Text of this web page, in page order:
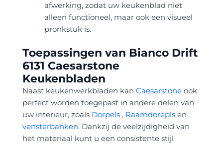
afwerking, zodat uw keukenblad niet
alleen functioneel, maar ook een visueel
pronkstuk is.
Toepassingen van Bianco Drift
6131 Caesarstone
Keukenbladen
Naast keukenwerkbladen kan Caesarstone ook
perfect worden toegepast in andere delen van
uw interieur, zoals Dorpels , Raamdorepls en
vensterbanken. Dankzij de veelzijdigheid van
het materiaal kunt u een consistente stijl